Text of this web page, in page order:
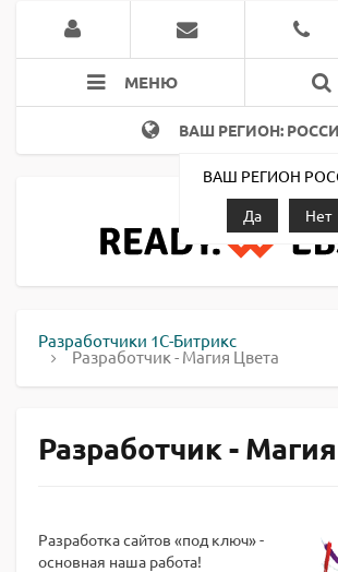
МЕНЮ
ВАШ РЕГИОН:
ВАШ РЕГИОН
Да
Нет
Разработчики 1С-Битрикс
Разработчик - Магия Цвета
Разработчик -
Разработка сайтов «под ключ» -
основная наша работа!